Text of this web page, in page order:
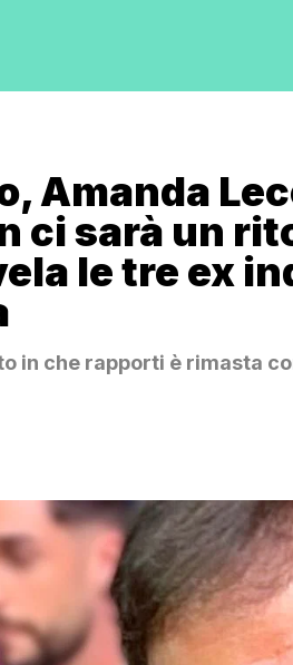
Amanda
ci sarà un
le tre ex
in che rapporti è rimasta